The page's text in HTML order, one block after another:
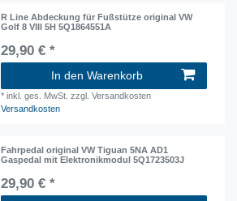
R Line Abdeckung für Fußstütze original VW
Golf 8 VIII 5H 5Q1864551A
29,90 € *
In den Warenkorb
*inkl. ges. MwSt. zzgl. Versandkosten
Versandkosten
Fahrpedal original VW Tiguan 5NA AD1
Gaspedal mit Elektronikmodul 5Q1723503J
29,90 € *